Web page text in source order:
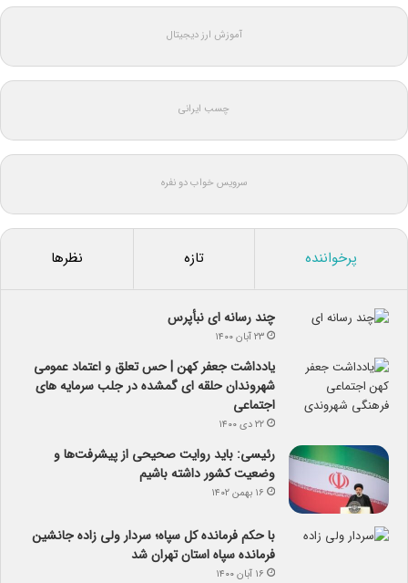
آموزش ارز دیجیتال
چسب ایرانی
سرویس خواب دو نفره
پرخواننده تازه نظرها
چند رسانه ای نبأپرس
۲۳ آبان ۱۴۰۰
یادداشت جعفر کهن | حس تعلق و اعتماد عمومی
شهروندان حلقه ای گمشده در جلب سرمایه های
اجتماعی
۲۲ دی ۱۴۰۰
رئیسی: باید روایت صحیحی از پیشرفت‌ها و
وضعیت کشور داشته باشیم
۱۶ بهمن ۱۴۰۲
با حکم فرمانده کل سپاه؛ سردار ولی زاده جانشین
فرمانده سپاه استان تهران شد
۱۶ آبان ۱۴۰۰